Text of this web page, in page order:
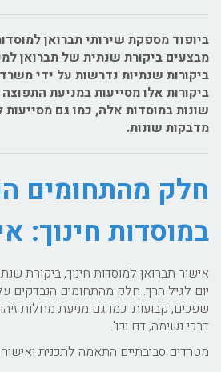
ביופוד מספקת שירותי תברואן
מבצעים ביקורת שנתית של תברואן
ביקורות שנתיות נדרשות על ידי
ביקורות אלו מסייעות במניעת
שונות במוסדות אלה, כמו גם מסייעות
מדבקות שונות.
חלק מהתחומים
במוסדות חינוך:
אישור תברואן למוסדות חינוך, ביקורת
יום לגיל הרך. חלק מהתחומים הנבדקים
שפכים, קבועות. כמו גם מניעת מחלות
דרכי נשימה, דם וכו'.
מטרדים סביבתיים התאמה לתכנית